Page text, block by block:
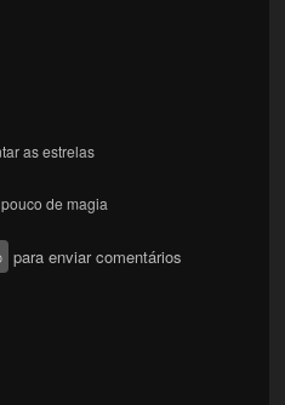
as estrelas
de magia
para enviar comentários